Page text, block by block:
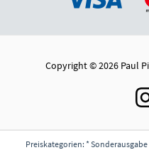
Copyright © 2026 Paul
Preiskategorien: *